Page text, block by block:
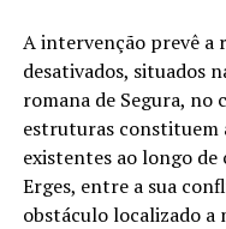
A intervenção prevê a
desativados, situados
romana de Segura, no
estruturas constituem
existentes ao longo
Erges, entre a sua
obstáculo localizado